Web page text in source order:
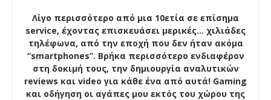
Λίγο περισσότερο από μια 10ετία σε επίσημα
service, έχοντας επισκευάσει μερικές… χιλιάδες
τηλέφωνα, από την εποχή που δεν ήταν ακόμα
“smartphones”. Βρήκα περισσότερο ενδιαφέρον
στη δοκιμή τους, την δημιουργία αναλυτικών
reviews και video για κάθε ένα από αυτά! Gaming
και οδήγηση οι αγάπες μου εκτός του χώρου της